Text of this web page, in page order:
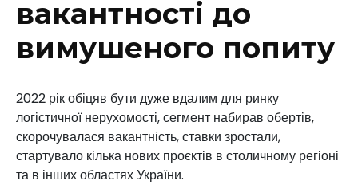
вакантності до
вимушеного попиту
2022 рік обіцяв бути дуже вдалим для ринку
логістичної нерухомості, сегмент набирав обертів,
скорочувалася вакантність, ставки зростали,
стартувало кілька нових проєктів в столичному регіоні
та в інших областях України.